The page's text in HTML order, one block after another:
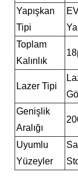
Yapışkan
Tipi
Toplam
Kalınlık
Lazer Tipi
Genişlik
Aralığı
Uyumlu
Yüzeyler